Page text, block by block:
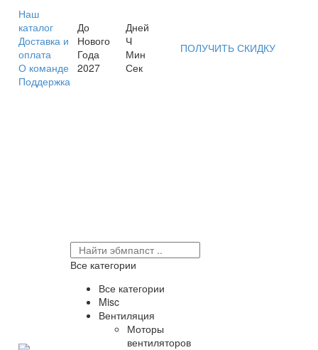
Наш
каталог
Доставка и
оплата
О команде
Поддержка
До
Нового
Года
2027
Дней
Ч
Мин
Сек
ПОЛУЧИТЬ СКИДКУ
Все категории
Все категории
Misc
Вентиляция
Моторы
вентиляторов